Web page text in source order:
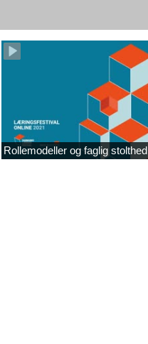
Rollemodeller og faglig stolthed​